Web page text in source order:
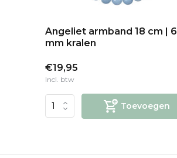
Angeliet armband 18 cm | 6
mm kralen
€19,95
Incl. btw
Toevoegen